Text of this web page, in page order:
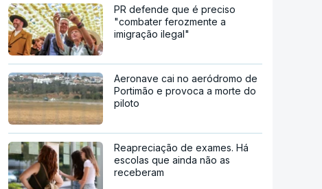
PR defende que é preciso
"combater ferozmente a
imigração ilegal"
Aeronave cai no aeródromo de
Portimão e provoca a morte do
piloto
Reapreciação de exames. Há
escolas que ainda não as
receberam